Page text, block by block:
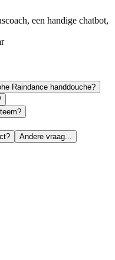
een handige chatbot,
Raindance handdouche?
Andere vraag...